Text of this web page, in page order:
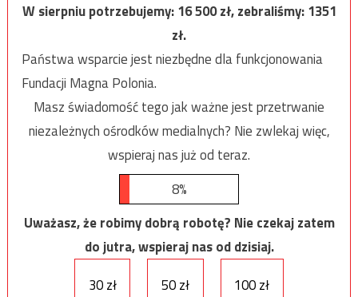
W sierpniu potrzebujemy:16 500zł, zebraliśmy:1351
zł.
Państwa wsparcie jest niezbędne dla funkcjonowania
Fundacji Magna Polonia.
Masz świadomość tego jak ważne jest przetrwanie
niezależnych ośrodków medialnych? Nie zwlekaj więc,
wspieraj nas już od teraz.
8%
Uważasz, że robimy dobrą robotę? Nie czekaj zatem
do jutra, wspieraj nas od dzisiaj.
30 zł
50 zł 100 zł